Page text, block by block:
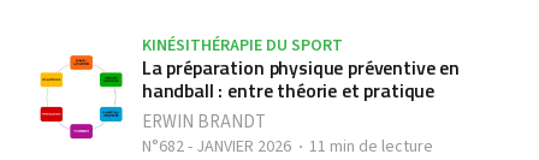
KINÉSITHÉRAPIE DU SPORT
La préparation physique préventive en
handball : entre théorie et pratique
ERWIN BRANDT
N°682 - JANVIER 2026 11 min de lecture